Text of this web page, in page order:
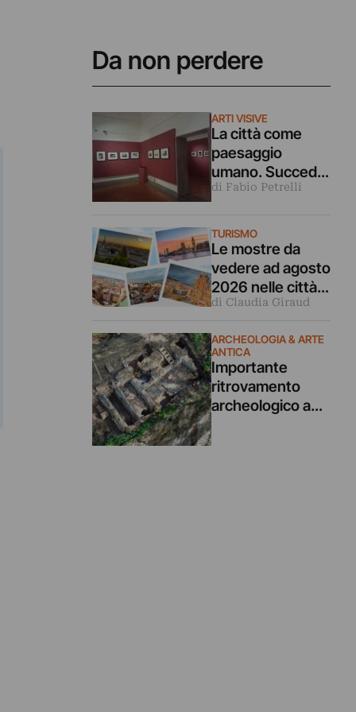
Da non perdere
ARTI VISIVE
La città come
paesaggio
umano. Succede
nelle fotografie di
in mostra a
Roma
di Fabio Petrelli
TURISMO
Le mostre da
vedere ad agosto
2026 nelle città
d’arte europee
di Claudia Giraud
ARCHEOLOGIA & ARTE
ANTICA
Importante
ritrovamento
archeologico a
Roma: mosaici e
affreschi